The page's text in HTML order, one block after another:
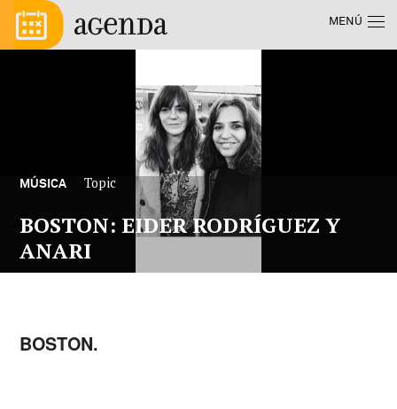
Pasar al contenido principal
Menú principal
MÚSICA Topic
BOSTON: EIDER RODRÍGUEZ Y
ANARI
BOSTON.
MENÚ